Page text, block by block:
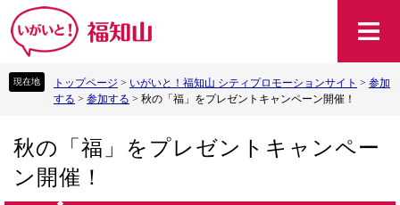
ー
ニ
トップページ > いがいと！福知山 シティプロモーションサイト > 参加
する > 参加する > 秋の「福」をプレゼントキャンペーン開催！
文秋の「福」をプレゼントキャンペー
ン開催！